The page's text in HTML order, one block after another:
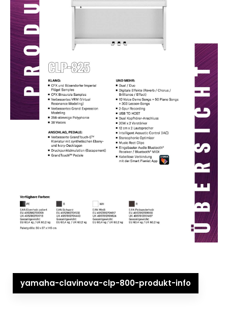
yamaha-clavinova-clp-800-produkt-info